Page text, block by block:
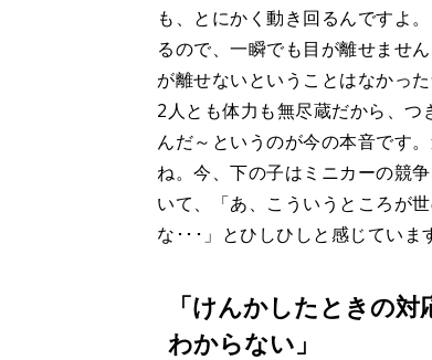
も、とにかく動き回るんですよ
るので、一瞬でも目が離せませ
が離せないということはなかった
2人とも体力も無尽蔵だから、
んだ～というのが今の本音です
ね。今、下の子はミニカーの競
いて、「あ、こういうところが
な･･･」とひしひしと感じていま
「けんかしたときの
わからない」